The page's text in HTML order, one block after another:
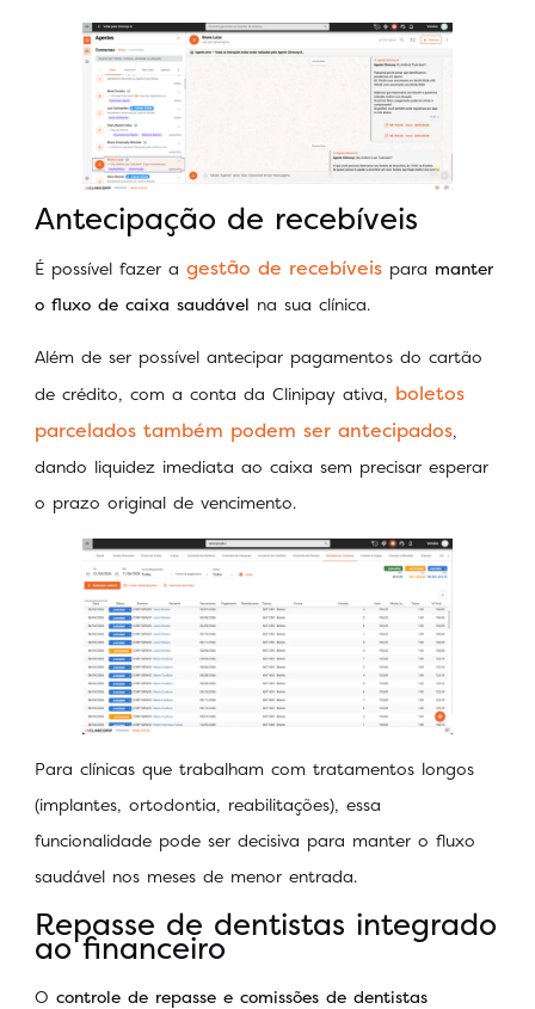
Antecipação de recebíveis
É possível fazer a gestão de recebíveis para manter
o fluxo de caixa saudável na sua clínica.
Além de ser possível antecipar pagamentos do cartão
de crédito, com a conta da Clinipay ativa, boletos
parcelados também podem ser antecipados,
dando liquidez imediata ao caixa sem precisar esperar
o prazo original de vencimento.
Para clínicas que trabalham com tratamentos longos
(implantes, ortodontia, reabilitações), essa
funcionalidade pode ser decisiva para manter o fluxo
saudável nos meses de menor entrada.
Repasse de dentistas integrado
ao financeiro
O controle de repasse e comissões de dentistas